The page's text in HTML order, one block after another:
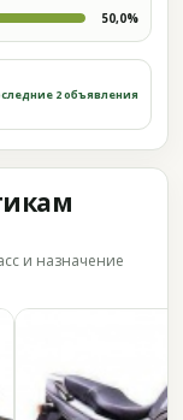
50,0%
2 объявления
и назначение